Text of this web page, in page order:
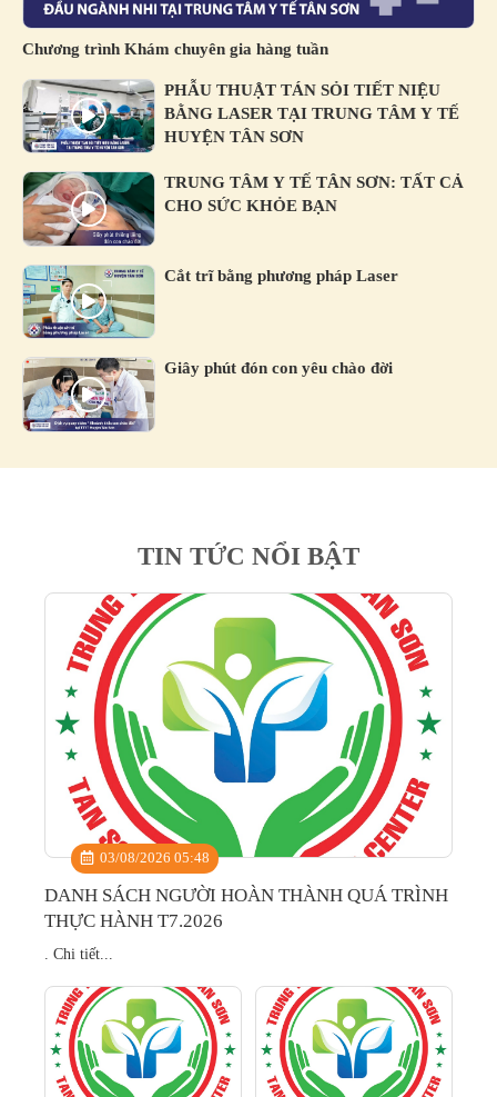
Chương trình Khám chuyên gia hàng tuần
PHẪU THUẬT TÁN SỎI TIẾT NIỆU
BẰNG LASER TẠI TRUNG TÂM Y TẾ
HUYỆN TÂN SƠN
TRUNG TÂM Y TẾ TÂN SƠN: TẤT CẢ
CHO SỨC KHỎE BẠN
Cắt trĩ bằng phương pháp Laser
Giây phút đón con yêu chào đời
TIN TỨC NỔI BẬT
DANH SÁCH NGƯỜI HOÀN THÀNH QUÁ TRÌNH
THỰC HÀNH T7.2026
03/08/2026 05:48
. Chi tiết...